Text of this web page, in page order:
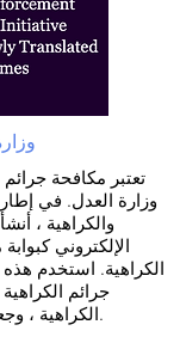
تعتبر مكافحة
وزارة العدل. في
والكراهية ،
الإلكتروني
الكراهية. استخدم
جرائم
الكراهية ، وجعل أمريكا أكثر أمانًا للجميع.